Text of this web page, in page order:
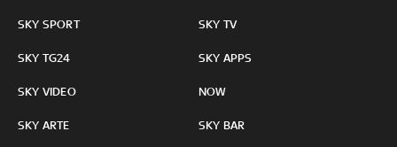
SKY SPORT
SKY TG24
SKY VIDEO
SKY ARTE
SKY TV
SKY APPS
NOW
SKY BAR